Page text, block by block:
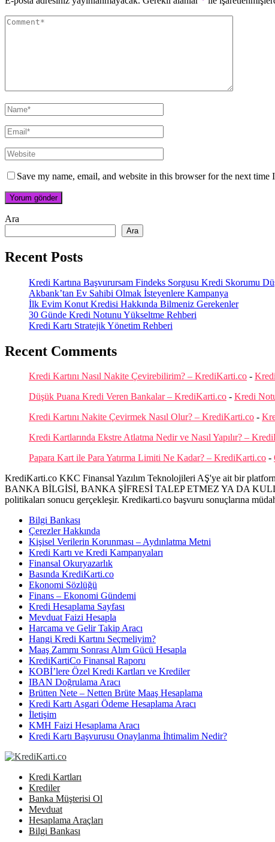
Save my name, email, and website in this browser for the next time
Ara
Ara
Recent Posts
Kredi Kartına Başvurursam Findeks Sorgusu Kredi Skorumu
Akbank’tan Ev Sahibi Olmak İsteyenlere Kampanya
İlk Evim Konut Kredisi Hakkında Bilmeniz Gerekenler
30 Günde Kredi Notunu Yükseltme Rehberi
Kredi Kartı Stratejik Yönetim Rehberi
Recent Comments
Kredi Kartını Nasıl Nakite Çevirebilirim? – KrediKarti.co -
Düşük Puana Kredi Veren Bankalar – KrediKarti.co - Kredi
Kredi Kartını Nakite Çevirmek Nasıl Olur? – KrediKarti.co -
Kredi Kartlarında Ekstre Atlatma Nedir ve Nasıl Yapılır? –
Papara Kart ile Para Yatırma Limiti Ne Kadar? – KrediKarti.co -
KrediKarti.co KKC Finansal Yazılım Teknolojileri AŞ'ye ait bir
BANKA BİLGİSİ, BANKA ŞİFRESİ TALEP ETMEZ YA DA
politikaları sonucu gerçekleşir. Kredikarti.co başvuru sonuçlarına
Bilgi Bankası
Çerezler Hakkında
Kişisel Verilerin Korunması – Aydınlatma Metni
Kredi Kartı ve Kredi Kampanyaları
Finansal Okuryazarlık
Basında KrediKarti.co
Ekonomi Sözlüğü
Finans – Ekonomi Gündemi
Kredi Hesaplama Sayfası
Mevduat Faizi Hesapla
Harcama ve Gelir Takip Aracı
Hangi Kredi Kartını Seçmeliyim?
Maaş Zammı Sonrası Alım Gücü Hesapla
KrediKartiCo Finansal Raporu
KOBİ’lere Özel Kredi Kartları ve Krediler
IBAN Doğrulama Aracı
Brütten Nete – Netten Brüte Maaş Hesaplama
Kredi Kartı Asgari Ödeme Hesaplama Aracı
İletişim
KMH Faizi Hesaplama Aracı
Kredi Kartı Başvurusu Onaylanma İhtimalim Nedir?
Kredi Kartları
Krediler
Banka Müşterisi Ol
Mevduat
Hesaplama Araçları
Bilgi Bankası